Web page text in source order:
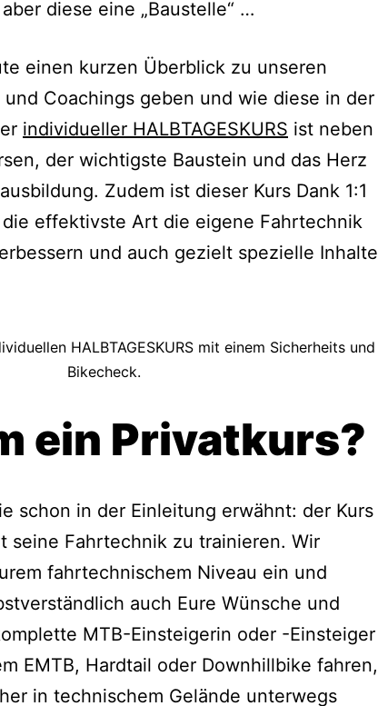
diese eine „Baustelle“ …
einen kurzen Überblick zu unseren
Coachings geben und wie diese in der
individueller HALBTAGESKURS ist neben
der wichtigste Baustein und das Herz
Zudem ist dieser Kurs Dank 1:1
effektivste Art die eigene Fahrtechnik
und auch gezielt spezielle Inhalte
HALBTAGESKURS mit einem Sicherheits und
Bikecheck.
ein Privatkurs?
schon in der Einleitung erwähnt: der Kurs
seine Fahrtechnik zu trainieren. Wir
fahrtechnischem Niveau ein und
auch Eure Wünsche und
MTB-Einsteigerin oder -Einsteiger
EMTB, Hardtail oder Downhillbike fahren,
in technischem Gelände unterwegs